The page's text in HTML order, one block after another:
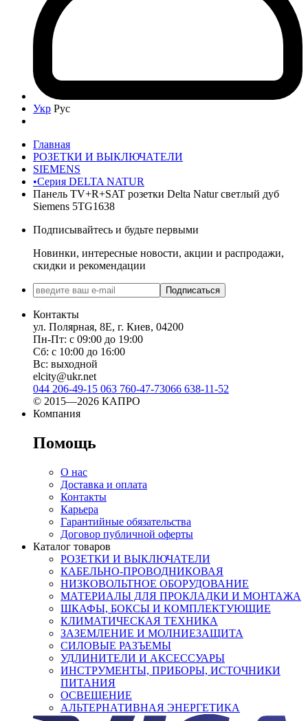
Укр Рус
Главная
РОЗЕТКИ И ВЫКЛЮЧАТЕЛИ
SIEMENS
•Серия DELTA NATUR
Панель TV+R+SAT розетки Delta Natur светлый дуб
Siemens 5TG1638
Подписывайтесь и будьте первыми
Новинки, интересные новости, акции и распродажи,
скидки и рекомендации
Подписаться
Контакты
ул. Полярная, 8Е, г. Киев, 04200
Пн-Пт: с 09:00 до 19:00
Сб: с 10:00 до 16:00
Вс: выходной
elcity@ukr.net
044 206-49-15 063 760-47-73066 638-11-52
© 2015—2026 КАПРО
Компания
Помощь
О нас
Доставка и оплата
Контакты
Карьера
Гарантийные обязательства
Договор публичной оферты
Каталог товаров
РОЗЕТКИ И ВЫКЛЮЧАТЕЛИ
КАБЕЛЬНО-ПРОВОДНИКОВАЯ
НИЗКОВОЛЬТНОЕ ОБОРУДОВАНИЕ
МАТЕРИАЛЫ ДЛЯ ПРОКЛАДКИ И МОНТАЖА
ШКАФЫ, БОКСЫ И КОМПЛЕКТУЮЩИЕ
КЛИМАТИЧЕСКАЯ ТЕХНИКА
ЗАЗЕМЛЕНИЕ И МОЛНИЕЗАЩИТА
СИЛОВЫЕ РАЗЪЕМЫ
УДЛИНИТЕЛИ И АКСЕССУАРЫ
ИНСТРУМЕНТЫ, ПРИБОРЫ, ИСТОЧНИКИ
ПИТАНИЯ
ОСВЕЩЕНИЕ
АЛЬТЕРНАТИВНАЯ ЭНЕРГЕТИКА